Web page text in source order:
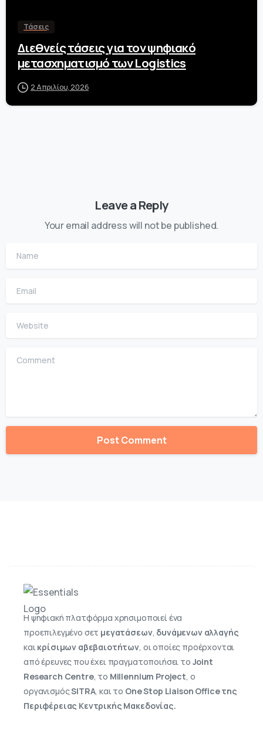
Τάσεις
Διεθνείς τάσεις για τον ψηφιακό
μετασχηματισμό των Logistics
2 Απριλίου, 2026
Leave a Reply
Your email address will not be published.
Name
Email
Website
Comment
Η ψηφιακή πλατφόρμα χρησιμοποιεί ένα
προεπιλεγμένο σετ μεγατάσεων, δυνάμενων αλλαγής
καικρίσιμων αβεβαιοτήτων, οι οποίες προέρχονται
από έρευνες που έχει πραγματοποιήσει το Joint
Research Centre, το Millennium Project, ο
οργανισμόςSITRA, και τo One Stop Liaison Office της
Περιφέρειας Κεντρικής Μακεδονίας.